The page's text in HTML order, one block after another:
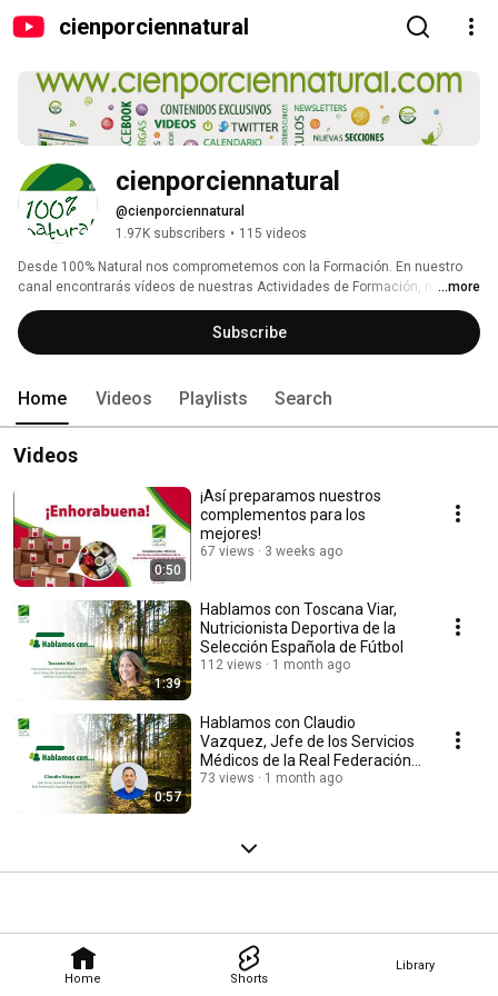
cienporciennatural
Home Shorts
Library
cienporciennatural
@cienporciennatural
1.97K subscribers • 115 videos
Desde 100% Natural nos comprometemos con la Formación. En nuestro
canal encontrarás vídeos de nuestras Actividades de Formación, nuestros
Cursos sobre Nutrición o vídeos informativos sobre plantas, ingredientes y
nutrientes.
...more
Subscribe
Home Videos Playlists Search
Videos
0:50
¡Así preparamos nuestros
complementos para los
mejores!
67 views 3 weeks ago
1:39
Hablamos con Toscana Viar,
Nutricionista Deportiva de la
Selección Española de Fútbol
112 views 1 month ago
0:57
Hablamos con Claudio
Vazquez, Jefe de los Servicios
Médicos de la Real Federación
Española de Fútbol
73 views 1 month ago